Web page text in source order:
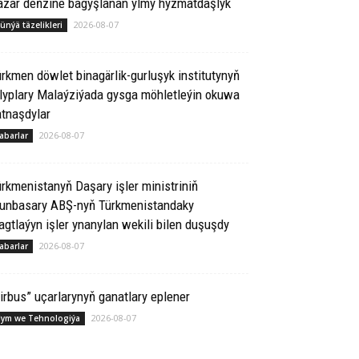
täzelikleri 2026-08-07
döwlet binagärlik-gurluşyk institutynyň
Malaýziýada gysga möhletleýin okuwa
2026-08-07
Daşary işler ministriniň
ABŞ-nyň Türkmenistandaky
işler ynanylan wekili bilen duşuşdy
2026-08-07
uçarlarynyň ganatlary eplener
we Tehnologiýa 2026-08-07